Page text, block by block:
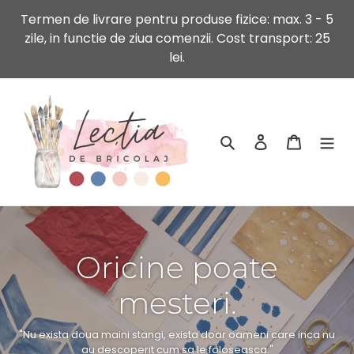
conținut
Termen de livrare pentru produse fizice: max. 3 - 5
zile, in functie de ziua comenzii. Cost transport: 25
lei.
Caută Conectează-te
Coș
Oricine poate
mesteri.
"Nu exista doua maini stangi, exista doar oameni care inca nu
au descoperit cum sa le foloseasca."